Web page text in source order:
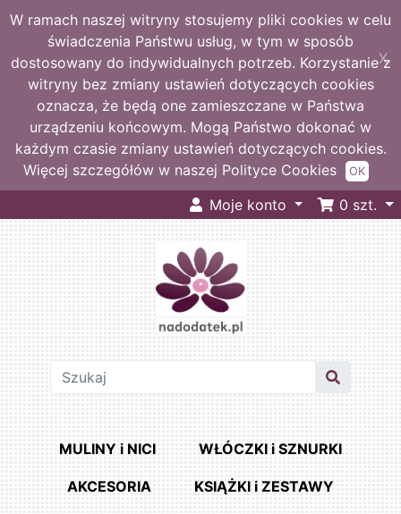
W ramach naszej witryny stosujemy pliki cookies w celu
świadczenia Państwu usług, w tym w sposób
dostosowany do indywidualnych potrzeb. Korzystanie z
witryny bez zmiany ustawień dotyczących cookies
oznacza, że będą one zamieszczane w Państwa
urządzeniu końcowym. Mogą Państwo dokonać w
każdym czasie zmiany ustawień dotyczących cookies.
Więcej szczegółów w naszej Polityce Cookies
X
OK
Moje konto 0 szt.
MULINY i NICI WŁÓCZKI i SZNURKI
AKCESORIA KSIĄŻKI i ZESTAWY